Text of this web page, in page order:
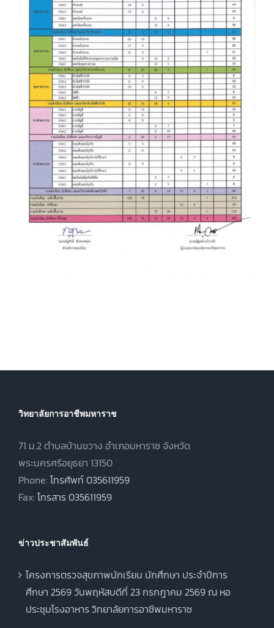
วิทยาลัยการอาชีพมหาราช
71 ม.2 ตำบลบ้านขวาง อำเภอมหาราช จังหวัด
พระนครศรีอยุธยา 13150
Phone: โทรศัพท์ 035611959
Fax: โทรสาร 035611959
ข่าวประชาสัมพันธ์
โครงการตรวจสุขภาพนักเรียน นักศึกษา ประจำปีการ
ศึกษา 2569 วันพฤหัสบดีที่ 23 กรกฎาคม 2569 ณ หอ
ประชุมโรงอาหาร วิทยาลัยการอาชีพมหาราช